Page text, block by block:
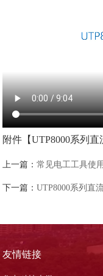
附件【UTP8000系列
上一篇：常见电工工具使用
下一篇：UTP8000系列直
友情链接